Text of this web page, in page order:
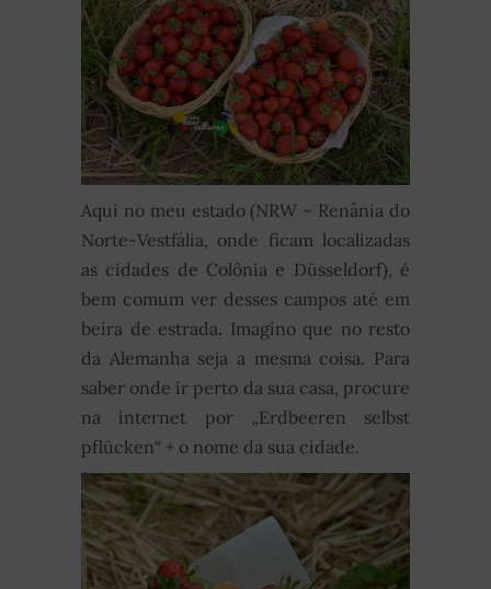
Aqui no meu estado (NRW – Renânia do
Norte-Vestfália, onde ficam localizadas
as cidades de Colônia e Düsseldorf), é
bem comum ver desses campos até em
beira de estrada. Imagino que no resto
da Alemanha seja a mesma coisa. Para
saber onde ir perto da sua casa, procure
na internet por „Erdbeeren selbst
pflücken“ + o nome da sua cidade.